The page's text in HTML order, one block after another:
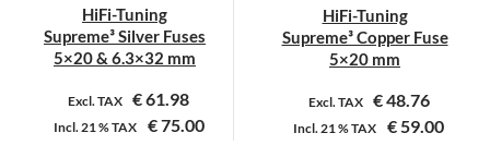
de
productpagina
de
productpagina
HiFi-Tuning
Supreme³ Silver Fuses
5×20 & 6.3×32 mm
Excl. TAX €61.98
Incl.21 %TAX €75.00
HiFi-Tuning
Supreme³ Copper Fuse
5×20 mm
Excl. TAX €48.76
Incl.21 %TAX €59.00